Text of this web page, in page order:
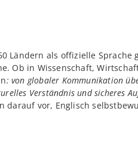
Ländern als offizielle Sprache
Ob in Wissenschaft,
: von globaler Kommunikation
Verständnis und sicheres
darauf vor, Englisch